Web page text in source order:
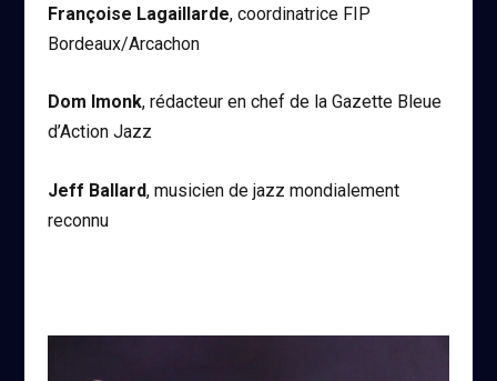
Françoise Lagaillarde, coordinatrice FIP
Bordeaux/Arcachon
Dom Imonk, rédacteur en chef de la Gazette Bleue
d’Action Jazz
Jeff Ballard, musicien de jazz mondialement
reconnu